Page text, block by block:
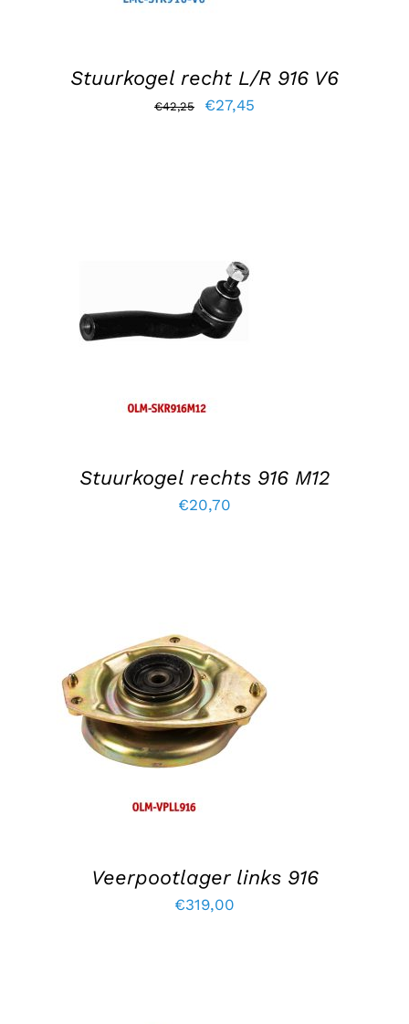
Stuurkogel recht L/R 916 V6
€42,25
Oorspronkelijke
€27,45
TOEVOEGEN AAN WINKELWAGEN
/
DETAILS
Stuurkogel rechts 916 M12
€20,70
TOEVOEGEN AAN WINKELWAGEN
/
DETAILS
Veerpootlager links 916
€319,00